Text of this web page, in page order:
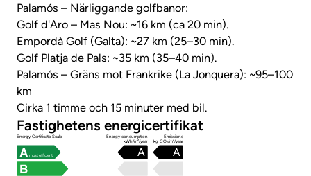
Palamós – Närliggande golfbanor:
Golf d'Aro – Mas Nou: ~16 km (ca 20 min).
Empordà Golf (Galta): ~27 km (25–30 min).
Golf Platja de Pals: ~35 km (35–40 min).
Palamós – Gräns mot Frankrike (La Jonquera): ~95–100
km
Cirka 1 timme och 15 minuter med bil.
Fastighetens energicertifikat
Energy Certificate Scale
Energy consumption
kWh/m²/year
Emissions
kg CO₂/m²/year
most efficient A
A